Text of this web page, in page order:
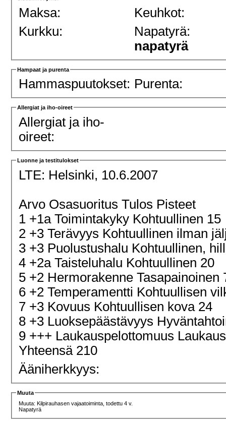
Maksa:
Keuhkot:
Kurkku:
Napatyrä:
napatyrä
Hampaat ja purenta
Hammaspuutokset: Purenta:
Allergiat ja iho-oireet
Allergiat ja iho-
oireet:
Luonne ja testitulokset
LTE: Helsinki, 10.6.2007
Arvo Osasuoritus Tulos Pisteet
1 +1a Toimintakyky Kohtuullinen 15
2 +3 Terävyys Kohtuullinen ilman
3 +3 Puolustushalu Kohtuullinen,
4 +2a Taisteluhalu Kohtuullinen 20
5 +2 Hermorakenne Tasapainoinen
6 +2 Temperamentti Kohtuullisen
7 +3 Kovuus Kohtuullisen kova 24
8 +3 Luoksepäästävyys
9 +++ Laukauspelottomuus
Yhteensä 210
Ääniherkkyys:
Muuta
Muuta: Kilpirauhasen vajaatoiminta, todettu 4 v.
Napatyrä